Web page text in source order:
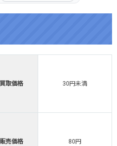
買取価格 30円未満
販売価格 80円